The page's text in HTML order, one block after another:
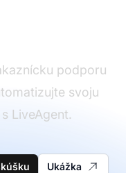
podporu
svoju
LiveAgent.
Ukážka